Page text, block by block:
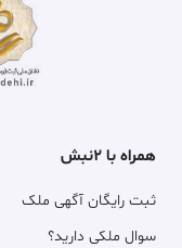
همراه با ۲نبش
ثبت رایگان آگهی ملک
سوال ملکی دارید؟